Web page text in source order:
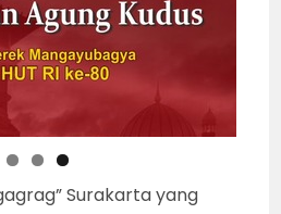
nilai budaya dan
profesor, maupun nilai-
dan nilai-nilai sejarah